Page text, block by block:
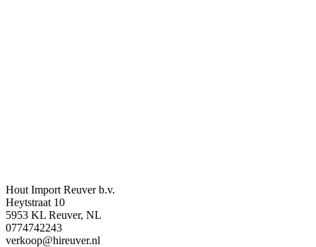
Hout Import Reuver b.v.
Heytstraat 10
5953 KL Reuver, NL
0774742243
verkoop@hireuver.nl